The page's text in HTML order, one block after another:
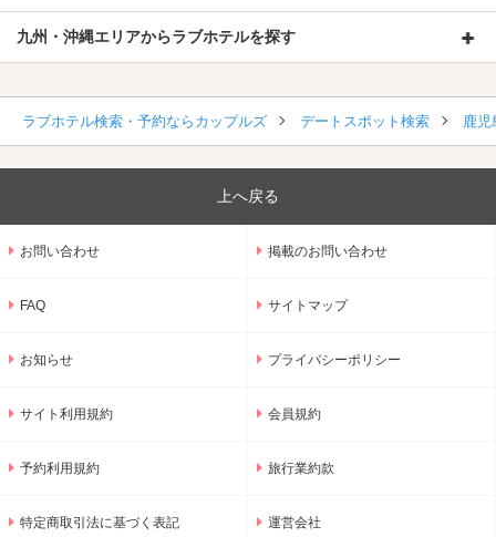
九州・沖縄エリアからラブホテルを探す
ラブホテル検索・予約ならカップルズ デートスポット検索 鹿児
上へ戻る
お問い合わせ 掲載のお問い合わせ
FAQ サイトマップ
お知らせ プライバシーポリシー
サイト利用規約 会員規約
予約利用規約 旅行業約款
特定商取引法に基づく表記 運営会社